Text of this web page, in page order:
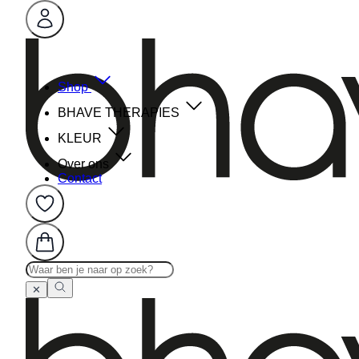
✕
Shop
BHAVE THERAPIES
KLEUR
Over ons
Contact